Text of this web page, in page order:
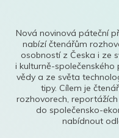
Nová novinová páteční
nabízí čtenářům
osobností z Česka i ze
i kulturně-
vědy a ze světa
tipy. Cílem je
rozhovorech,
do společensko-
nabídnout